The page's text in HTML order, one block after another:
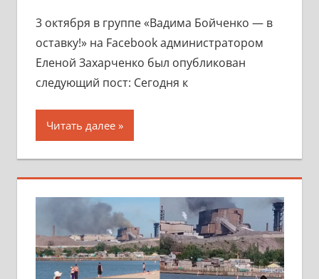
3 октября в группе «Вадима Бойченко — в
оставку!» на Facebook администратором
Еленой Захарченко был опубликован
следующий пост: Сегодня к
Читать далее